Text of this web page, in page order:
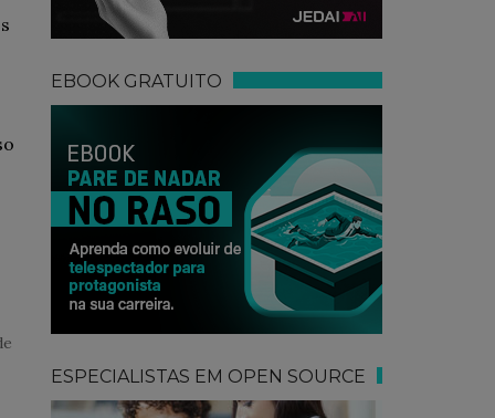
EBOOK GRATUITO
ESPECIALISTAS EM OPEN SOURCE